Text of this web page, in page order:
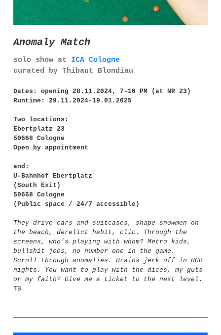
Anomaly Match
solo show at ICA Cologne
curated by Thibaut Blondiau
Dates: opening 28.11.2024, 7-10 PM (at NR 23)
Runtime: 29.11.2024-19.01.2025
Two locations:
Ebertplatz 23
50668 Cologne
Open by appointment
and:
U-Bahnhof Ebertplatz
(South Exit)
50668 Cologne
(Public space / 24/7 accessible)
They drive cars and suitcases, shape snowmen on
the beach, derelict habit, clic. Through the
screens, who’s playing with whom? Metro kids,
bullshit jobs, no number one in the game.
Scroll through anomalies. Brains jerk off in RGB
nights. You want to play with the dices, my guts
or my faith? Give me a ticket to the next level.
TB